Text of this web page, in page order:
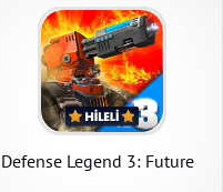
Defense Legend 3: Future